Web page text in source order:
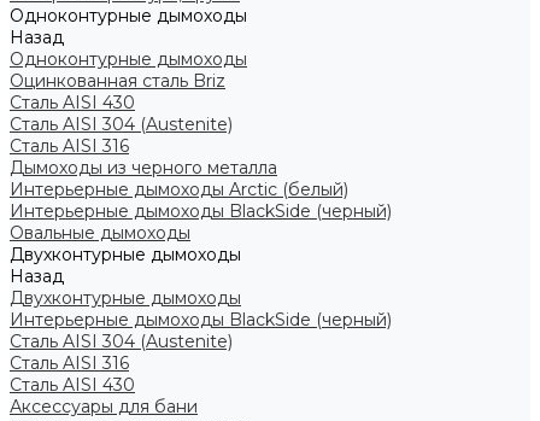
Одноконтурные дымоходы
Назад
Одноконтурные дымоходы
Оцинкованная сталь Briz
Сталь AISI 430
Сталь AISI 304 (Austenite)
Сталь AISI 316
Дымоходы из черного металла
Интерьерные дымоходы Arctic (белый)
Интерьерные дымоходы BlackSide (черный)
Овальные дымоходы
Двухконтурные дымоходы
Назад
Двухконтурные дымоходы
Интерьерные дымоходы BlackSide (черный)
Сталь AISI 304 (Austenite)
Сталь AISI 316
Сталь AISI 430
Аксессуары для бани